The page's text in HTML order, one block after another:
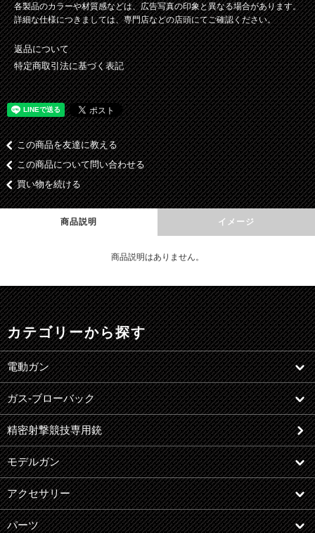
各製品のカラーや材質感などは、広告写真の印象と異なる場合があります。
詳細な仕様につきましては、専門店などの店頭にてご確認ください。
返品について
特定商取引法に基づく表記
この商品を友達に教える
この商品について問い合わせる
買い物を続ける
商品説明 イメージ
商品説明はありません。
カテゴリーから探す
電動ガン
ガス-ブローバック
精密射撃競技専用銃
モデルガン
アクセサリー
パーツ